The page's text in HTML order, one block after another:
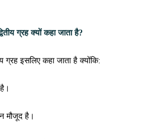
ग्रह क्यों कहा जाता है?
ग्रह इसलिए कहा जाता है क्योंकि:
मौजूद है।